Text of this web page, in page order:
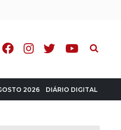
Pesquisa
2026 DIÁRIO DIGITAL